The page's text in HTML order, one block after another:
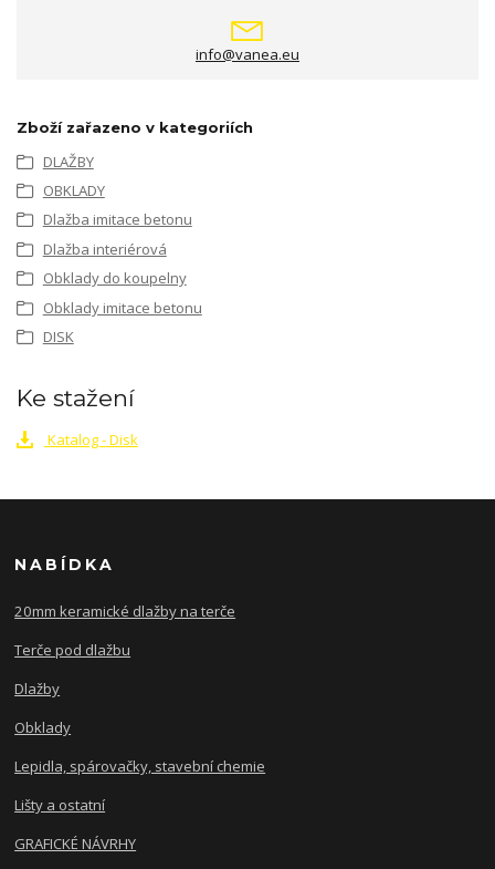
info@vanea.eu
Zboží zařazeno v kategoriích
DLAŽBY
OBKLADY
Dlažba imitace betonu
Dlažba interiérová
Obklady do koupelny
Obklady imitace betonu
DISK
Ke stažení
Katalog - Disk
NABÍDKA
20mm keramické dlažby na terče
Terče pod dlažbu
Dlažby
Obklady
Lepidla, spárovačky, stavební chemie
Lišty a ostatní
GRAFICKÉ NÁVRHY